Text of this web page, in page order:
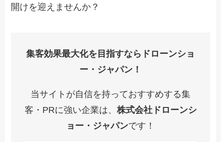
開けを迎えませんか？
集客効果最大化を目指すならドローンショ
ー・ジャパン！
当サイトが自信を持っておすすめする集
客・PRに強い企業は、 株式会社ドローンシ
ョー・ジャパンです！